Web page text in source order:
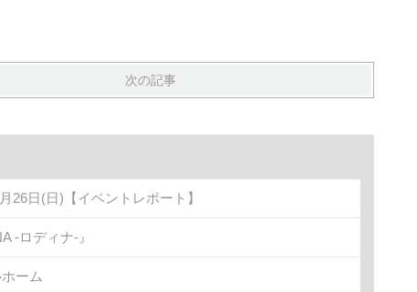
次の記事
26日(日)【イベントレポート】
-ロディナ-』
ーム